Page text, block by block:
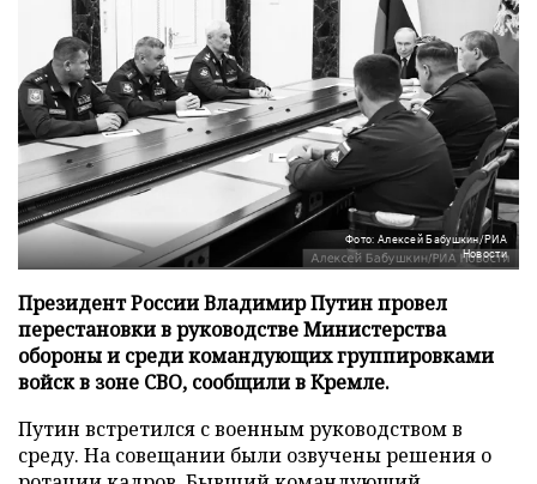
Фото: Алексей Бабушкин/РИА
Новости
Президент России Владимир Путин провел
перестановки в руководстве Министерства
обороны и среди командующих группировками
войск в зоне СВО, сообщили в Кремле.
Путин встретился с военным руководством в
среду. На совещании были озвучены решения о